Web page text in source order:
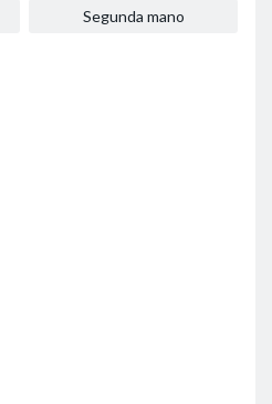
Segunda mano